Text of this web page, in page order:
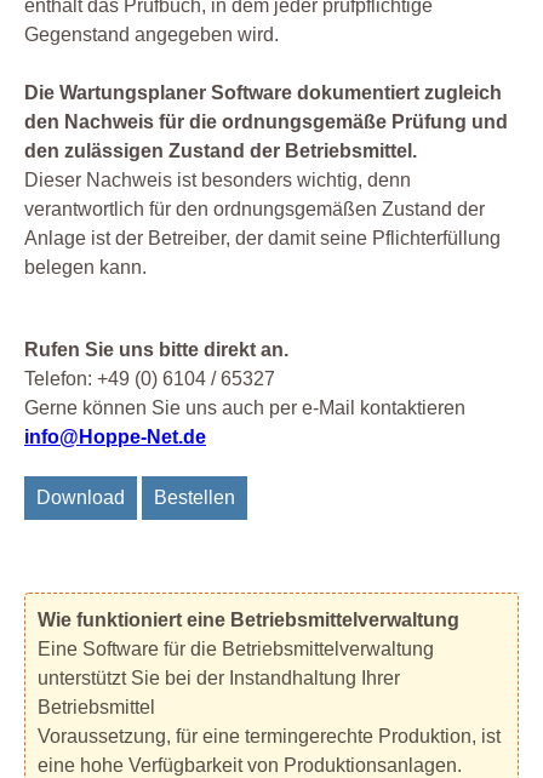
enthält das Prüfbuch, in dem jeder prüfpflichtige
Gegenstand angegeben wird.
Die Wartungsplaner Software dokumentiert zugleich
den Nachweis für die ordnungsgemäße Prüfung und
den zulässigen Zustand der Betriebsmittel.
Dieser Nachweis ist besonders wichtig, denn
verantwortlich für den ordnungsgemäßen Zustand der
Anlage ist der Betreiber, der damit seine Pflichterfüllung
belegen kann.
Rufen Sie uns bitte direkt an.
Telefon: +49 (0) 6104 / 65327
Gerne können Sie uns auch per e-Mail kontaktieren
info@Hoppe-Net.de
Download Bestellen
Wie funktioniert eine Betriebsmittelverwaltung
Eine Software für die Betriebsmittelverwaltung
unterstützt Sie bei der Instandhaltung Ihrer
Betriebsmittel
Voraussetzung, für eine termingerechte Produktion, ist
eine hohe Verfügbarkeit von Produktionsanlagen.